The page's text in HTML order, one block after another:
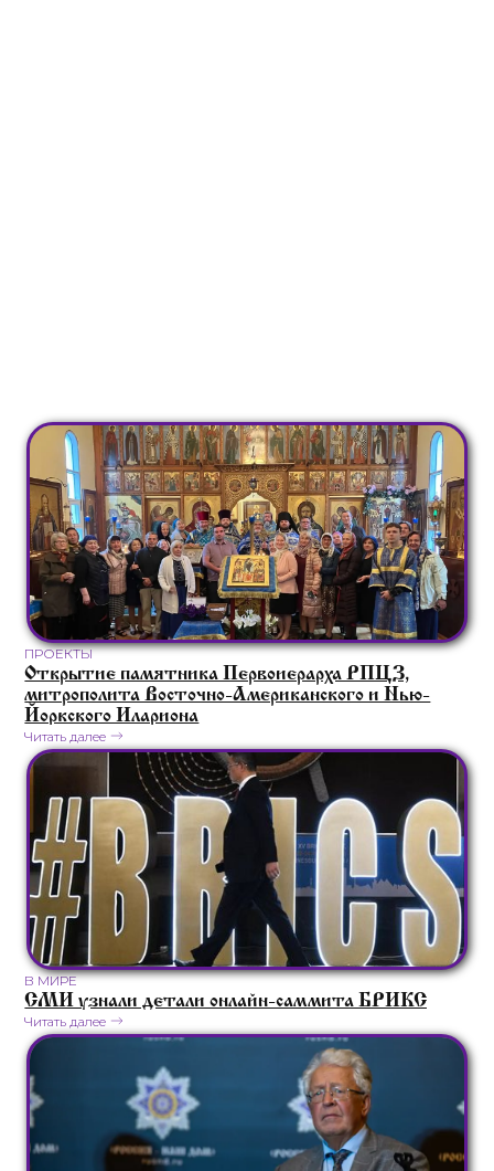
ПРОЕКТЫ
Открытие памятника Первоиерарха РПЦЗ,
митрополита Восточно-Американского и Нью-
Йоркского Илариона
Читать далее
В МИРЕ
СМИ узнали детали онлайн-саммита БРИКС
Читать далее